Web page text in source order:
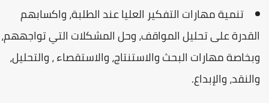
تنمية مهارات التفكير العليا عند الطلبة، واكسابهم
القدرة على تحليل المواقف، وحل المشكلات التي تواجههم،
وبخاصة مهارات البحث والاستنتاج، والاستقصاء ، والتحليل،
والنقد، والإبداع.